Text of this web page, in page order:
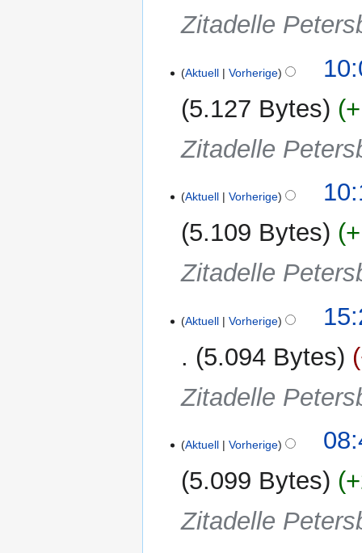
Zitadelle
Aktuell Vorherige
5.127 Bytes
Zitadelle
Juli
2025
Aktuell Vorherige
5.109 Bytes
Zitadelle
Februar
Aktuell Vorherige
5.094 Bytes
Zitadelle
Oktober
Aktuell Vorherige
5.099 Bytes
Zitadelle